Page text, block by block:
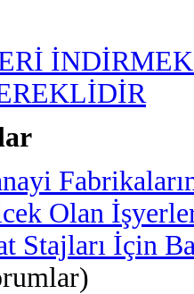
Olan
Stajları İçin